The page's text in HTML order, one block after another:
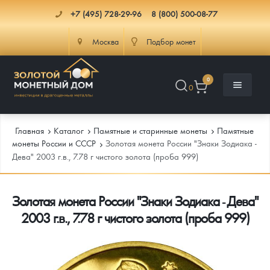
+7 (495) 728-29-96 8 (800) 500-08-77
Москва Подбор монет
0
0
Каталог
Каталог Монет
Инвестиционные монеты
Монеты Россия и СССР
Памятные и старинные монеты
Инфо
Как сделать заказ
Подлинность монет
Главная Каталог Памятные и старинные монеты
Памятные
монеты России и СССР
Золотая монета России "Знаки Зодиака -
Дева" 2003 г.в., 7.78 г чистого золота (проба 999)
Золотая монета России "Знаки Зодиака - Дева"
2003 г.в., 7.78 г чистого золота (проба 999)